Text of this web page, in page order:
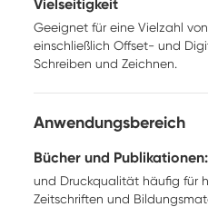
Vielseitigkeit
Geeignet für eine Vielzahl
einschließlich Offset- und
Schreiben und Zeichnen.
Anwendungsbereich
Bücher und Publikationen:
und Druckqualität häufig für
Zeitschriften und